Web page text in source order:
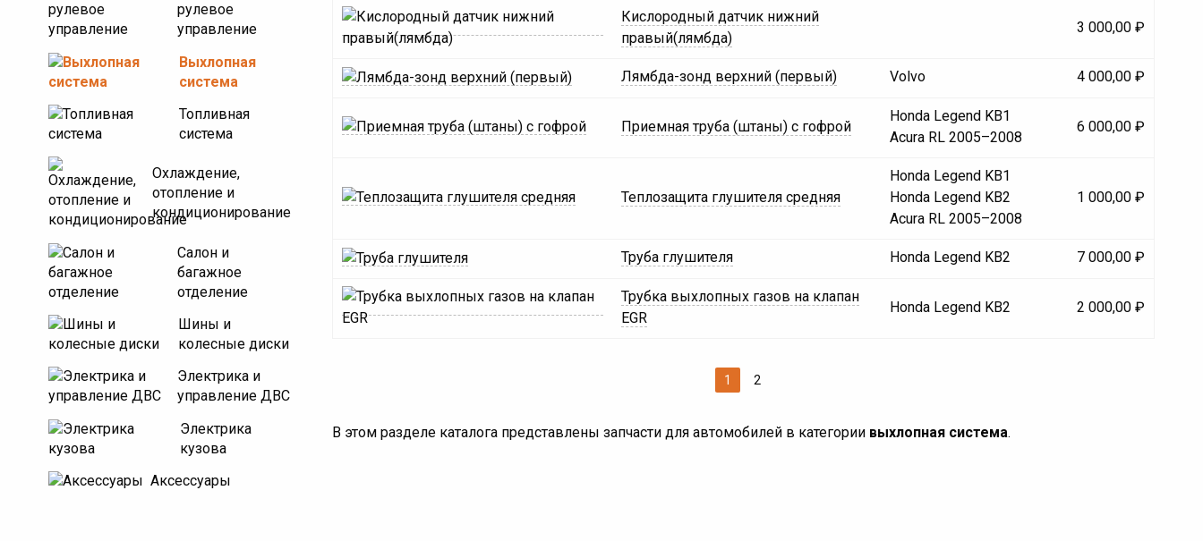
В этом разделе каталога представлены запчасти для автомобилей в категориивыхлопная система.
Кислородный датчик нижний
правый(лямбда)
3 000,00 ₽
Лямбда-зонд верхний (первый) Volvo 4 000,00 ₽
Приемная труба (штаны) с гофрой
Honda Legend KB1
Acura RL 2005–2008
6 000,00 ₽
Теплозащита глушителя средняя
Honda Legend KB1
Honda Legend KB2
Acura RL 2005–2008
1 000,00 ₽
Труба глушителя Honda Legend KB2 7 000,00 ₽
Трубка выхлопных газов на клапан
EGR
Honda Legend KB2 2 000,00 ₽
1 2
рулевое
управление
Выхлопная
система
Топливная
система
Охлаждение,
отопление и
кондиционирование
Салон и
багажное
отделение
Шины и
колесные диски
Электрика и
управление ДВС
Электрика
кузова
Аксессуары